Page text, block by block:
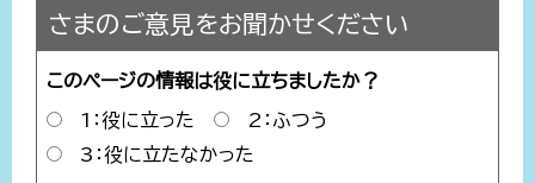
さまのご意見をお聞かせください
このページの情報は役に立ちましたか？
1：役に立った
2：ふつう
3：役に立たなかった